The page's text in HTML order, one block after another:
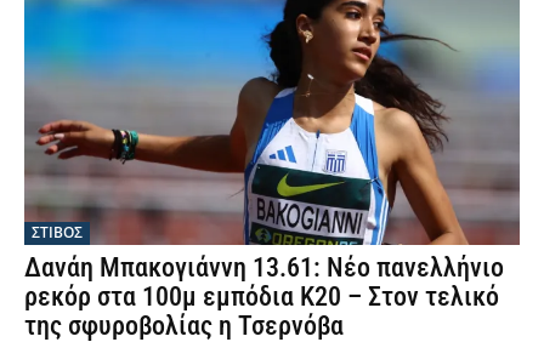
ΣΤΙΒΟΣ
Δανάη Μπακογιάννη 13.61: Νέο πανελλήνιο
ρεκόρ στα 100μ εμπόδια Κ20 – Στον τελικό
της σφυροβολίας η Τσερνόβα